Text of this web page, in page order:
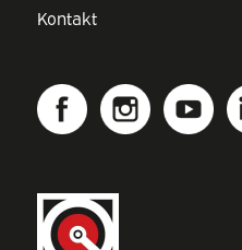
Kontakt